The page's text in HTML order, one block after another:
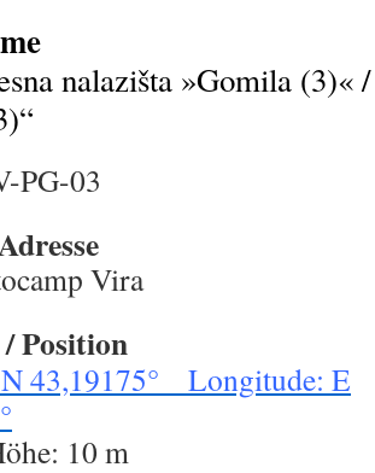
nalazišta »Gomila (3)«
PG-03
Vira
Position
43,19175° Longitude: E
10 m